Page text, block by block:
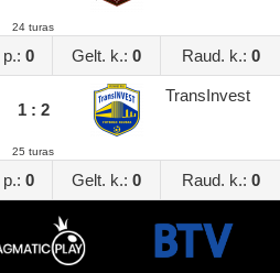
24 turas
0 Gelt. k.: 0 Raud. k.: 0
1 : 2
TransInvest
25 turas
0 Gelt. k.: 0 Raud. k.: 0